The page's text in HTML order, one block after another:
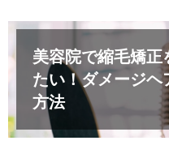
美容院で縮毛矯正
たい！ダメージヘ
方法